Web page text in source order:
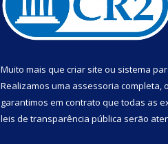
Muito mais que criar site ou sistema
Realizamos uma assessoria completa,
garantimos em contrato que todas as
leis de transparência pública serão